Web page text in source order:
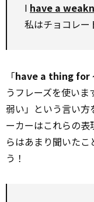
I have a
私はチョコレー
「have a thing for
うフレーズを使い
弱い」という言い
ーカーはこれらの
らはあまり聞いた
う！